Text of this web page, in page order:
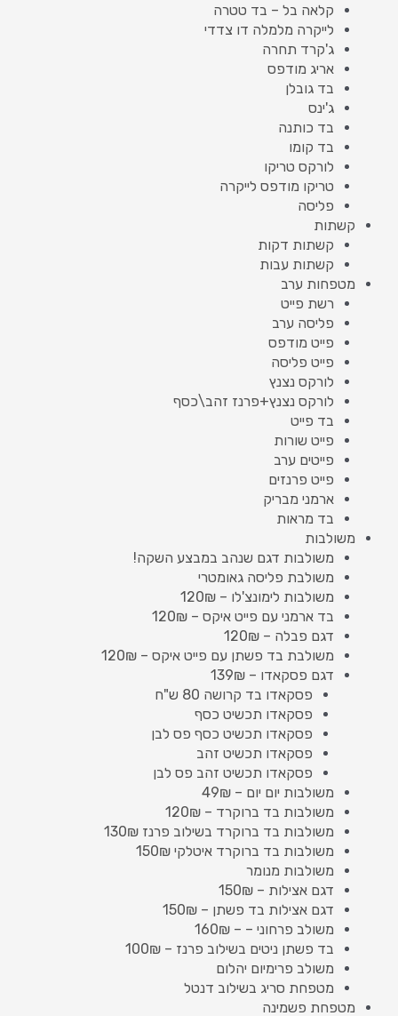
קלאה בל – בד טטרה
לייקרה מלמלה דו צדדי
ג'קרד תחרה
אריג מודפס
בד גובלן
ג'ינס
בד כותנה
בד קומו
לורקס טריקו
טריקו מודפס לייקרה
פליסה
קשתות
קשתות דקות
קשתות עבות
מטפחות ערב
רשת פייט
פליסה ערב
פייט מודפס
פייט פליסה
לורקס נצנץ
לורקס נצנץ+פרנז זהב\כסף
בד פייט
פייט שורות
פייטים ערב
פייט פרנזים
ארמני מבריק
בד מראות
משולבות
משולבות דגם שנהב במבצע השקה!
משולבת פליסה גאומטרי
משולבות לימונצ'לו – 120₪
בד ארמני עם פייט איקס – 120₪
דגם פבלה – 120₪
משולבת בד פשתן עם פייט איקס – 120₪
דגם פסקאדו – 139₪
פסקאדו בד קרושה 80 ש"ח
פסקאדו תכשיט כסף
פסקאדו תכשיט כסף פס לבן
פסקאדו תכשיט זהב
פסקאדו תכשיט זהב פס לבן
משולבות יום יום – 49₪
משולבות בד ברוקרד – 120₪
משולבות בד ברוקרד בשילוב פרנז 130₪
משולבות בד ברוקרד איטלקי 150₪
משולבות מנומר
דגם אצילות – 150₪
דגם אצילות בד פשתן – 150₪
משולב פרחוני – – 160₪
בד פשתן ניטים בשילוב פרנז – 100₪
משולב פרימיום יהלום
מטפחת סריג בשילוב דנטל
מטפחת פשמינה